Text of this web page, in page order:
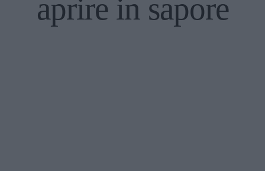
aprire in sapore